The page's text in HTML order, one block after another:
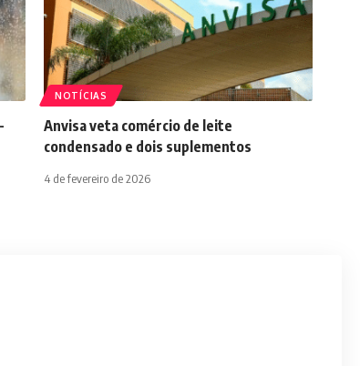
NOTÍCIAS
Anvisa veta comércio de leite
condensado e dois suplementos
4 de fevereiro de 2026